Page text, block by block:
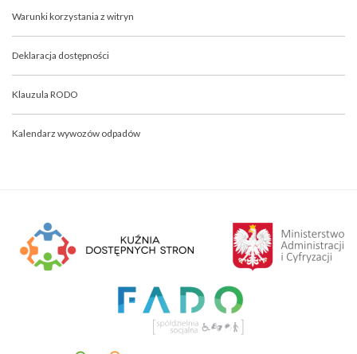
Warunki korzystania z witryn
Deklaracja dostępności
Klauzula RODO
Kalendarz wywozów odpadów